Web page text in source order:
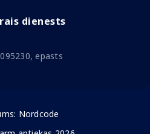
dienests
epasts
Nordcode